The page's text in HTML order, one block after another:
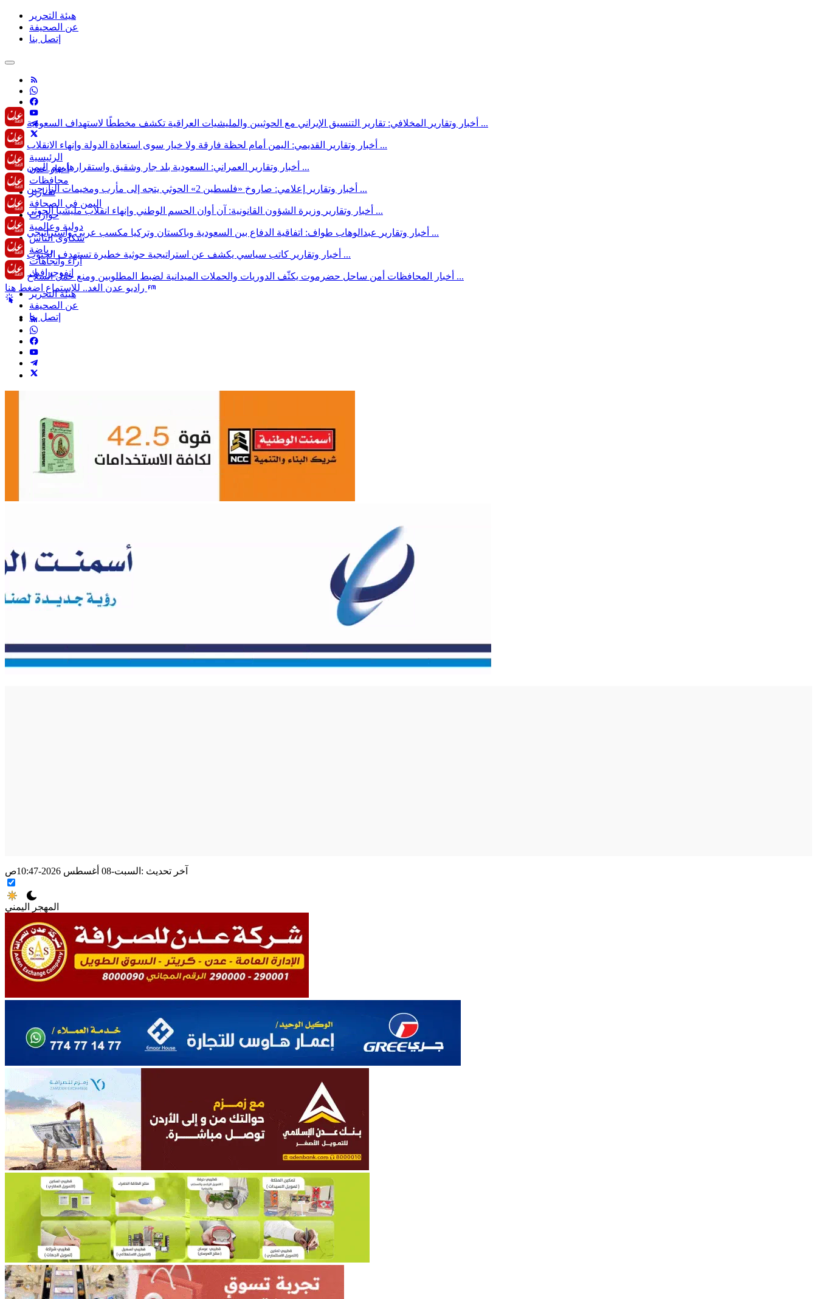
هيئة التحرير
عن الصحيفة
إتصل بنا
الرئيسية
أخبار عدن
محافظات
تقـارير
اليمن في الصحافة
حوارات
دولية وعالمية
شكاوى الناس
رياضة
آراء وأتجاهات
انفوجرافيك
هيئة التحرير
عن الصحيفة
إتصل بنا
أخبار وتقارير المخلافي: تقارير التنسيق الإيراني مع الحوثيين والمليشيات العراقية تكشف مخططًا لاستهداف السعودية ...
أخبار وتقارير القديمي: اليمن أمام لحظة فارقة ولا خيار سوى استعادة الدولة وإنهاء الانقلاب ...
أخبار وتقارير العمراني: السعودية بلد جار وشقيق واستقرارها يهم اليمن ...
أخبار وتقارير إعلامي: صاروخ «فلسطين 2» الحوثي يتجه إلى مأرب ومخيمات النازحين ...
أخبار وتقارير وزيرة الشؤون القانونية: آن أوان الحسم الوطني وإنهاء انقلاب مليشيا الحوثي ...
أخبار وتقارير عبدالوهاب طواف: اتفاقية الدفاع بين السعودية وباكستان وتركيا مكسب عربي واستراتيجي ...
أخبار وتقارير كاتب سياسي يكشف عن استراتيجية حوثية خطيرة تستهدف الجنوب ...
أخبار المحافظات أمن ساحل حضرموت يكثّف الدوريات والحملات الميدانية لضبط المطلوبين ومنع حمل السلاح ...
آخر تحديث : السبت-08 أغسطس 2026-10:47ص
المهجر اليمني